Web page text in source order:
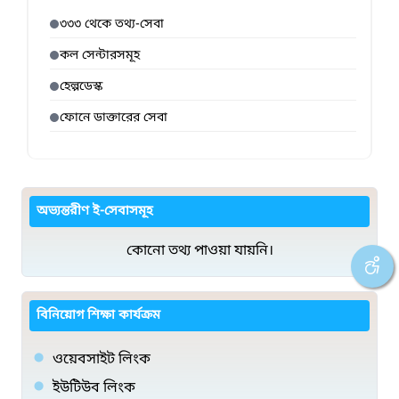
৩৩৩ থেকে তথ্য-সেবা
কল সেন্টারসমূহ
হেল্পডেস্ক
ফোনে ডাক্তারের সেবা
অভ্যন্তরীণ ই-সেবাসমূহ
কোনো তথ্য পাওয়া যায়নি।
বিনিয়োগ শিক্ষা কার্যক্রম
ওয়েবসাইট লিংক
ইউটিউব লিংক